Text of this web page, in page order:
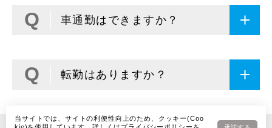
車通勤はできますか？
転勤はありますか？
当サイトでは、サイトの利便性向上のため、クッキー(Coo